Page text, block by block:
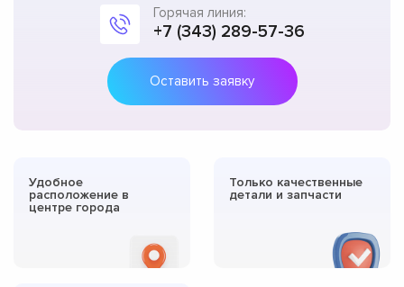
Горячая линия:
+7 (343) 289-57-36
Оставить заявку
Удобное
расположение в
центре города
Только качественные
детали и запчасти